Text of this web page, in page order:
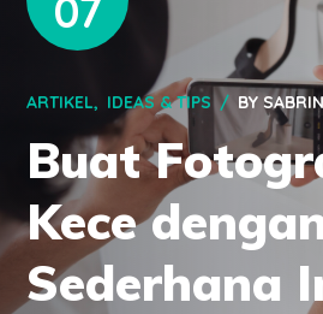
07
ARTIKEL IDEAS & TIPS BY
Buat
Kece
Sederhana